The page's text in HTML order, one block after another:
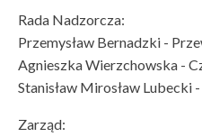
Rada Nadzorcza:
Przemysław Bernadzki -
Agnieszka Wierzchowska -
Stanisław Mirosław Lubecki
Zarząd: